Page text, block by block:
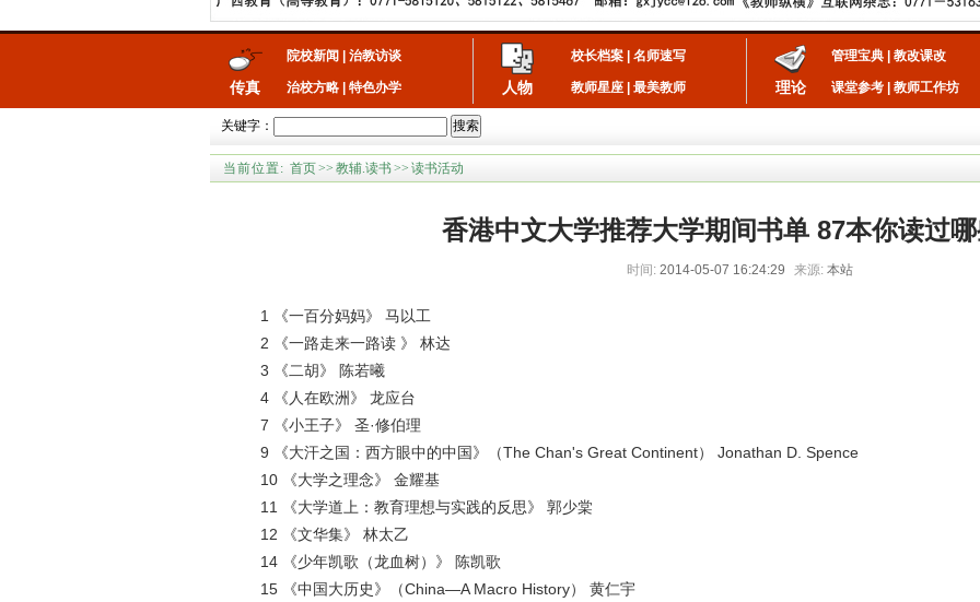
传真
院校新闻 治教访谈
治校方略 特色办学 人物
校长档案 名师速写
教师星座 最美教师 理论
管理宝典 教改课改
课堂参考 教师工作坊
关键字： 搜索
当前位置: 首页>> 教辅.读书>> 读书活动
香港中文大学推荐大学期间书单 87本你读过
时间: 2014-05-07 16:24:29 来源: 本站
1 《一百分妈妈》 马以工
2 《一路走来一路读 》 林达
3 《二胡》 陈若曦
4 《人在欧洲》 龙应台
7 《小王子》 圣·修伯理
9 《大汗之国：西方眼中的中国》（The Chan's Great Continent） Jonathan D. Spence
10 《大学之理念》 金耀基
11 《大学道上：教育理想与实践的反思》 郭少棠
12 《文华集》 林太乙
14 《少年凯歌（龙血树）》 陈凯歌
15 《中国大历史》（China—A Macro History） 黄仁宇